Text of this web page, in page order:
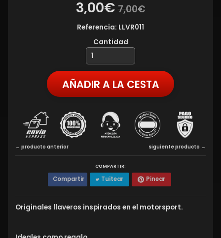
3,00€ 7,00€
Referencia: LLVR011
Cantidad
AÑADIR A LA CESTA
← producto anterior siguiente producto →
COMPARTIR:
Compartir Tuitear Pinear
Originales llaveros inspirados en el motorsport.